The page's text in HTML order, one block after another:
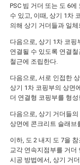
PSC 빔 거더 또는 도 6
수 있고, 이때, 상기 1차
의해 상기 거더들과 일
다음으로, 상기 1차 코
연결될 수 있도록 연결
철근에 조립한다.
다음으로, 서로 인접한
상기 1차 코핑부의 상면
더 연결형 코핑부를 형성
다음으로, 상기 거더들
상면에 콘크리트 슬래브
이하, 도 2 내지 도 7을
교각 연속지점부를 거더
시공 방법에서, 상기 거